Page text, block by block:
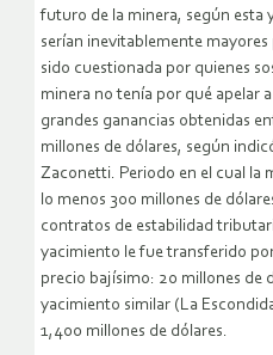
futuro de la minera, según esta
serían inevitablemente
sido cuestionada por quienes
minera no tenía por qué apelar
grandes ganancias obtenidas
millones de dólares, según
Zaconetti. Periodo en el cual la
lo menos 300 millones de
contratos de estabilidad
yacimiento le fue transferido
precio bajísimo: 20 millones de
yacimiento similar (La
1,400 millones de dólares.